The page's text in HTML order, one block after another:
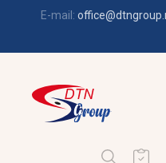
E-mail: